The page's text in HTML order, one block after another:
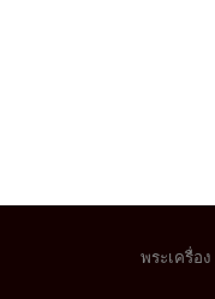
พระเครื่อง